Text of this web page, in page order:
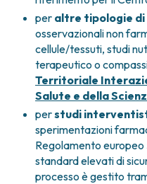
LINFOMI
MELANOMI
MESOTELIOMI
METASTASI DEL
MIELOMI
NEOPLASIE
NEOPLASIE
SARCOMI E TUMORI
TUMORI OSSEI
DIREZIONE
ANATOMIA
FARMACIA
FISICA SANITARIA
LABORATORIO
MEDICINA NUCLEARE
RADIODIAGNOSTICA
RADIOTERAPIA
CONSULENZE
CARDIOLOGIA
per altre tipologie di
osservazionali non
cellule/tessuti, studi
terapeutico o
Territoriale
Salute e della
perstudi
sperimentazioni
Regolamento
standard elevati di
processo è gestito